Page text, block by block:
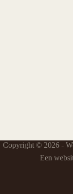
Copyright © 2026 -
Een